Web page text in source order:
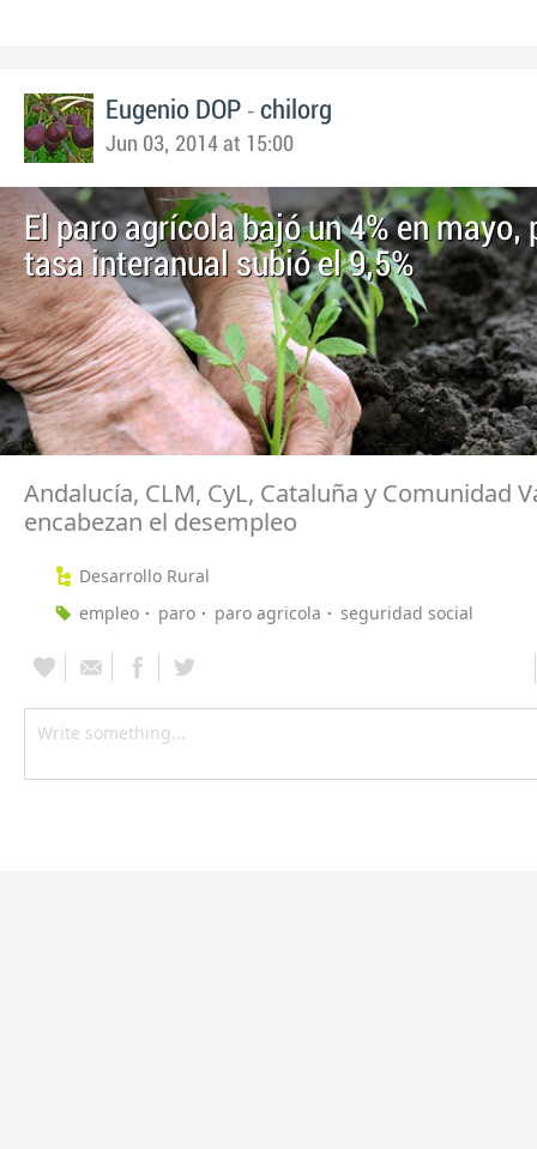
Eugenio DOP - chilorg
Jun 03, 2014 at 15:00
El paro agrícola bajó un 4% en mayo,
tasa interanual subió el 9,5%
Andalucía, CLM, CyL, Cataluña y Comunidad
encabezan el desempleo
Desarrollo Rural
empleo
paro paro agricola seguridad social